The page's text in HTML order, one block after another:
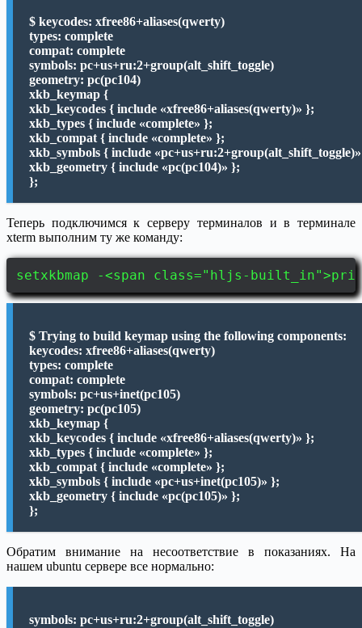
$ keycodes: xfree86+aliases(qwerty)
types: complete
compat: complete
symbols: pc+us+ru:2+group(alt_shift_toggle)
geometry: pc(pc104)
xkb_keymap {
xkb_keycodes { include «xfree86+aliases(qwerty)» };
xkb_types { include «complete» };
xkb_compat { include «complete» };
xkb_symbols { include
xkb_geometry { include «pc(pc104)» };
};
Теперь подключимся к серверу терминалов и в терминале
xterm выполним ту же команду:
setxkbmap -<span class="hljs-
$ Trying to build keymap using the following components:
keycodes: xfree86+aliases(qwerty)
types: complete
compat: complete
symbols: pc+us+inet(pc105)
geometry: pc(pc105)
xkb_keymap {
xkb_keycodes { include «xfree86+aliases(qwerty)» };
xkb_types { include «complete» };
xkb_compat { include «complete» };
xkb_symbols { include «pc+us+inet(pc105)» };
xkb_geometry { include «pc(pc105)» };
};
Обратим внимание на несоответствие в показаниях. На
нашем ubuntu сервере все нормально:
symbols: pc+us+ru:2+group(alt_shift_toggle)